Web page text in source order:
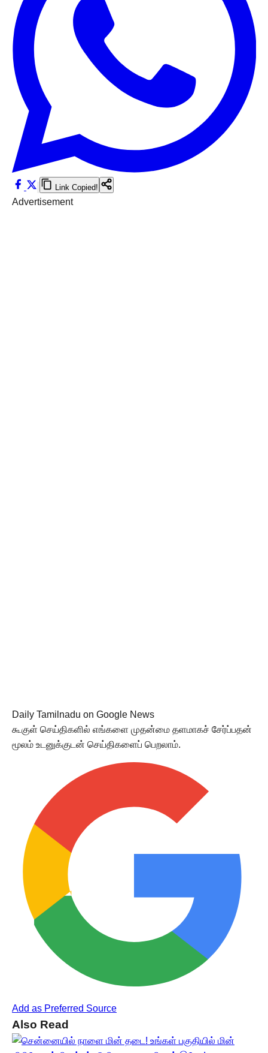
Link Copied!
Advertisement
Daily Tamilnadu on Google News
கூகுள் செய்திகளில் எங்களை முதன்மை தளமாகச் சேர்ப்பதன்
மூலம் உடனுக்குடன் செய்திகளைப் பெறலாம்.
Add as Preferred Source
Also Read